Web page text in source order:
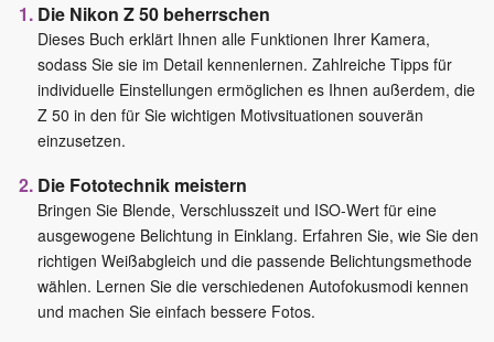
Die Nikon Z 50 beherrschen
Dieses Buch erklärt Ihnen alle Funktionen Ihrer Kamera,
sodass Sie sie im Detail kennenlernen. Zahlreiche Tipps für
individuelle Einstellungen ermöglichen es Ihnen außerdem, die
Z 50 in den für Sie wichtigen Motivsituationen souverän
einzusetzen.
Die Fototechnik meistern
Bringen Sie Blende, Verschlusszeit und ISO-Wert für eine
ausgewogene Belichtung in Einklang. Erfahren Sie, wie Sie den
richtigen Weißabgleich und die passende Belichtungsmethode
wählen. Lernen Sie die verschiedenen Autofokusmodi kennen
und machen Sie einfach bessere Fotos.